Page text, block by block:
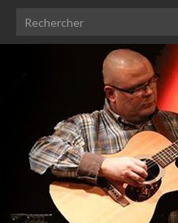
Search for: